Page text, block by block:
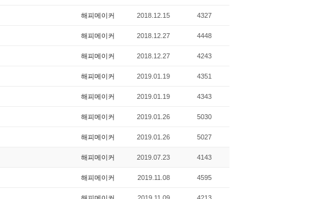
해피메이커 2018.12.15 4327
해피메이커 2018.12.27 4448
해피메이커 2018.12.27 4243
해피메이커 2019.01.19 4351
해피메이커 2019.01.19 4343
해피메이커 2019.01.26 5030
해피메이커 2019.01.26 5027
해피메이커 2019.07.23 4143
해피메이커 2019.11.08 4595